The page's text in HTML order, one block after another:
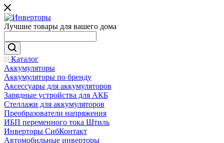
Лучшие товары для вашего дома
Каталог
Аккумуляторы
Аккумуляторы по бренду
Аксессуары для аккумуляторов
Зарядные устройства для АКБ
Стеллажи для аккумуляторов
Преобразователи напряжения
ИБП переменного тока Штиль
Инверторы СибКонтакт
Автомобильные инверторы